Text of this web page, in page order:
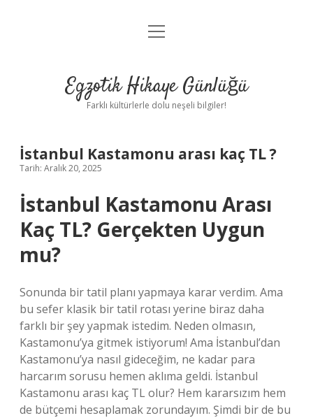
Anasayfa
Yasal Uyarı
menüyü
Egzotik Hikaye Günlüğü
Farklı kültürlerle dolu neşeli bilgiler!
İstanbul Kastamonu arası kaç TL ?
Tarih: Aralık 20, 2025
İstanbul Kastamonu Arası
Kaç TL? Gerçekten Uygun
mu?
Sonunda bir tatil planı yapmaya karar verdim. Ama
bu sefer klasik bir tatil rotası yerine biraz daha
farklı bir şey yapmak istedim. Neden olmasın,
Kastamonu’ya gitmek istiyorum! Ama İstanbul’dan
Kastamonu’ya nasıl gideceğim, ne kadar para
harcarım sorusu hemen aklıma geldi. İstanbul
Kastamonu arası kaç TL olur? Hem kararsızım hem
de bütçemi hesaplamak zorundayım. Şimdi bir de bu